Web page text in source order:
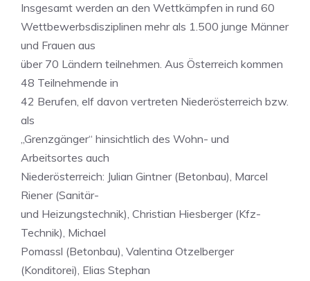
Insgesamt werden an den Wettkämpfen in rund 60
Wettbewerbsdisziplinen mehr als 1.500 junge Männer
und Frauen aus
über 70 Ländern teilnehmen. Aus Österreich kommen
48 Teilnehmende in
42 Berufen, elf davon vertreten Niederösterreich bzw.
als
„Grenzgänger“ hinsichtlich des Wohn- und
Arbeitsortes auch
Niederösterreich: Julian Gintner (Betonbau), Marcel
Riener (Sanitär-
und Heizungstechnik), Christian Hiesberger (Kfz-
Technik), Michael
Pomassl (Betonbau), Valentina Otzelberger
(Konditorei), Elias Stephan